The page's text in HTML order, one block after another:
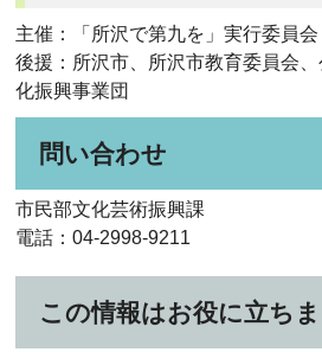
主催：「所沢で第九を」実行委員会
後援：所沢市、所沢市教育委員会
化振興事業団
問い合わせ
市民部文化芸術振興課
電話：04-2998-9211
この情報はお役に立ち